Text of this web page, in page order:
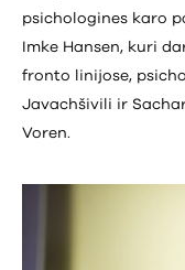
psichologines karo
Imke Hansen, kuri
fronto linijose,
Javachšivili ir
Voren.